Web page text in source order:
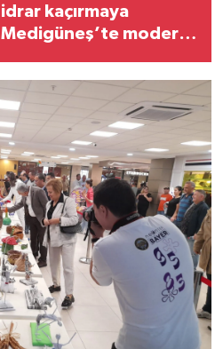
idrar kaçırmaya
Medigüneş’te modern